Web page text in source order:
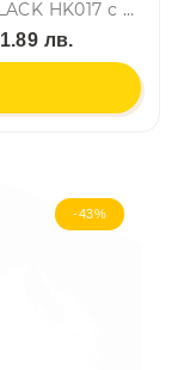
Тежък армейски нож COLUMBIA BLACK HK017 с полу-твърда кания, ловен нож
лв.
-43%